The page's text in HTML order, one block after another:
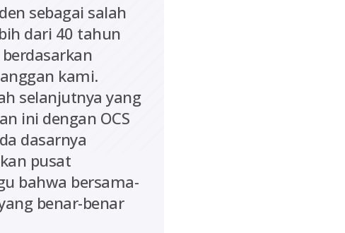
sebagai salah
dari 40 tahun
kami.
selanjutnya yang
ini dengan OCS
dasarnya
pusat
bahwa bersama-
benar-benar